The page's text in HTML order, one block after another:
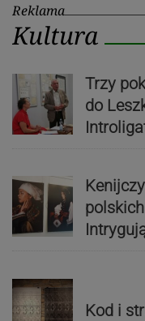
Reklama
Kultura
Trzy
do
Kod i